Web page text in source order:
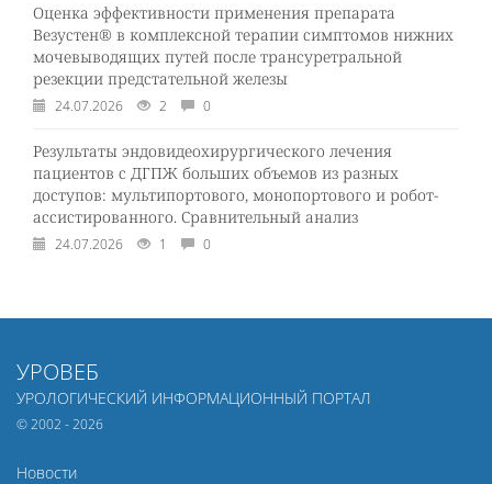
Оценка эффективности применения препарата
Везустен® в комплексной терапии симптомов нижних
мочевыводящих путей после трансуретральной
резекции предстательной железы
24.07.2026 2 0
Результаты эндовидеохирургического лечения
пациентов с ДГПЖ больших объемов из разных
доступов: мультипортового, монопортового и робот-
ассистированного. Сравнительный анализ
24.07.2026 1 0
УРОВЕБ
УРОЛОГИЧЕСКИЙ ИНФОРМАЦИОННЫЙ ПОРТАЛ
© 2002 - 2026
Новости